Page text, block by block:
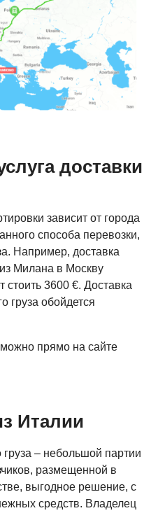
доставки
зависит от города
способа перевозки,
Например, доставка
Милана в Москву
стоить 3600 €. Доставка
груза обойдется
прямо на сайте
Италии
– небольшой партии
размещенной в
выгодное решение, с
средств. Владелец